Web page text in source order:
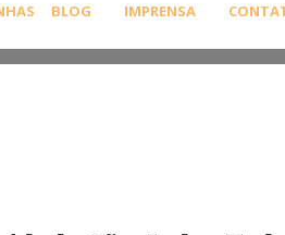
BLOG IMPRENSA